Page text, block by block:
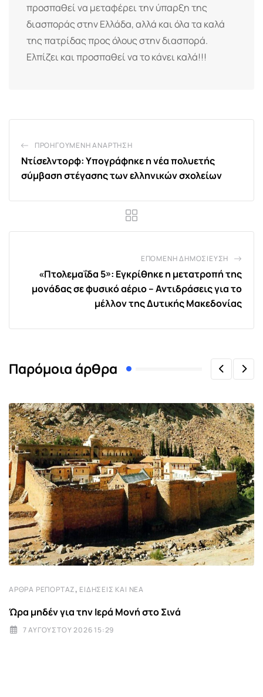
προσπαθεί να μεταφέρει την ύπαρξη της
διασποράς στην Ελλάδα, αλλά και όλα τα καλά
της πατρίδας προς όλους στην διασπορά.
Ελπίζει και προσπαθεί να το κάνει καλά!!!
ΠΡΟΗΓΟΎΜΕΝΗ ΑΝΆΡΤΗΣΗ
Ντίσελντορφ: Υπογράφηκε η νέα πολυετής
σύμβαση στέγασης των ελληνικών σχολείων
ΕΠΌΜΕΝΗ ΔΗΜΟΣΊΕΥΣΗ
«Πτολεμαΐδα 5»: Εγκρίθηκε η μετατροπή της
μονάδας σε φυσικό αέριο – Αντιδράσεις για το
μέλλον της Δυτικής Μακεδονίας
Παρόμοια άρθρα
ΆΡΘΡΑ ΡΕΠΟΡΤΆΖ, ΕΙΔΉΣΕΙΣ ΚΑΙ ΝΈΑ
Ώρα μηδέν για την Ιερά Μονή στο Σινά
7 ΑΥΓΟΎΣΤΟΥ 2026 15:29